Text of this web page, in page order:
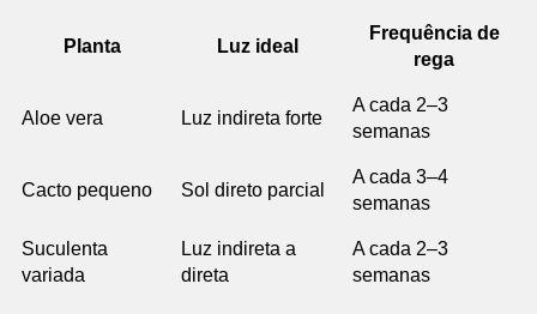
Planta Luz ideal
Frequência de
rega
Aloe vera Luz indireta forte
A cada 2–3
semanas
Cacto pequeno Sol direto parcial
A cada 3–4
semanas
Suculenta
variada
Luz indireta a
direta
A cada 2–3
semanas